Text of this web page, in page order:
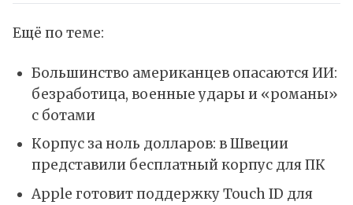
Ещё по теме:
Большинство американцев опасаются ИИ:
безработица, военные удары и «романы»
с ботами
Корпус за ноль долларов: в Швеции
представили бесплатный корпус для ПК
Apple готовит поддержку Touch ID для